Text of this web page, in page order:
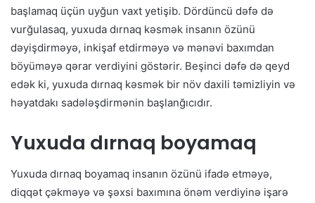
başlamaq üçün uyğun vaxt yetişib. Dördüncü dəfə də
vurğulasaq, yuxuda dırnaq kəsmək insanın özünü
dəyişdirməyə, inkişaf etdirməyə və mənəvi baxımdan
böyüməyə qərar verdiyini göstərir. Beşinci dəfə də qeyd
edək ki, yuxuda dırnaq kəsmək bir növ daxili təmizliyin və
həyatdakı sadələşdirmənin başlanğıcıdır.
Yuxuda dırnaq boyamaq
Yuxuda dırnaq boyamaq insanın özünü ifadə etməyə,
diqqət çəkməyə və şəxsi baxımına önəm verdiyinə işarə